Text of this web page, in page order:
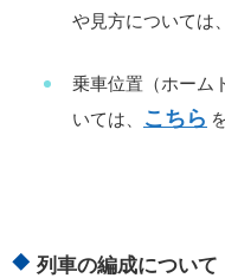
や見方については、
乗車位置（ホーム
いては、
こちら
列車の編成について